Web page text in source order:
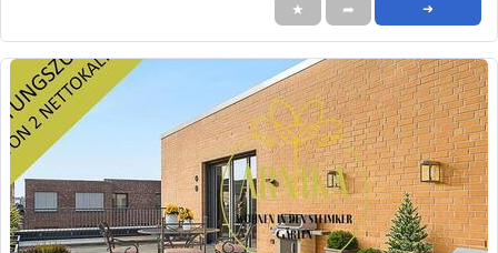
★ ➦ ➜